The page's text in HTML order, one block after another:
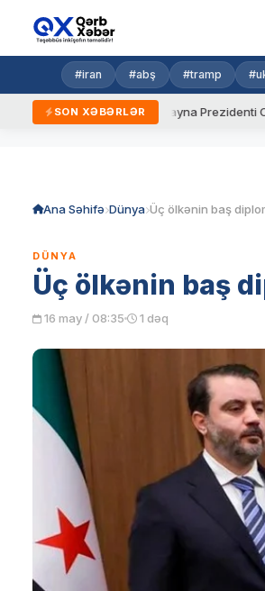
#iran #abş #tramp
SON XƏBƏRLƏR
qaydalar Ukrayna Prezidenti Ceyhun
Ana Səhifə Dünya Üç ölkənin baş
DÜNYA
Üç ölkənin baş
16 may / 08:35 1 dəq